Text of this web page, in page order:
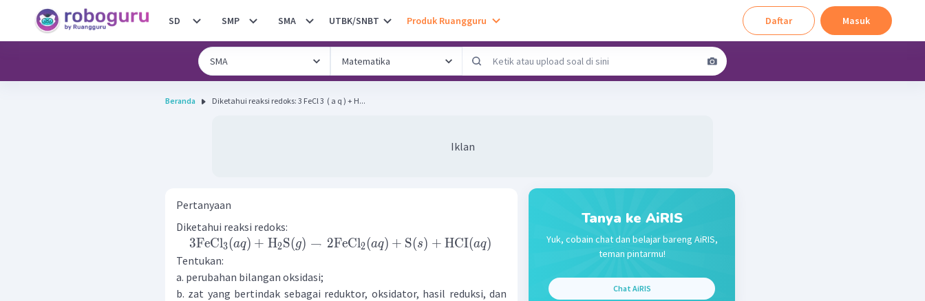
SD SMP SMA UTBK/SNBT Produk Ruangguru Daftar Masuk
Beranda Diketahui reaksi redoks: 3 FeCl 3 ​ ( a q ) + H...
Iklan
Pertanyaan
Diketahui reaksi redoks:
3FeCl3(aq) + H2S(g) → 2FeCl2(aq) + S(s) + HCI(aq)
Tentukan:
a. perubahan bilangan oksidasi;
b. zat yang bertindak sebagai reduktor, oksidator, hasil reduksi, dan
Tanya ke AiRIS
Yuk, cobain chat dan belajar bareng AiRIS,
teman pintarmu!
Chat AiRIS